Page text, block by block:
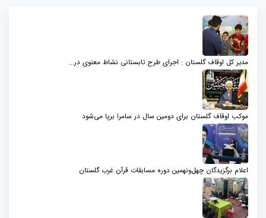
مدیر کل اوقاف گلستان : اجرای طرح تابستانی نشاط معنوی در...
موکب اوقاف گلستان برای دومین سال در سامرا برپا می‌شود
اعلام برگزیدگان چهل‌ونهمین دوره مسابقات قرآن غرب گلستان